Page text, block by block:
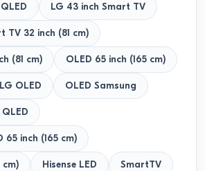
LG 43 inch Smart TV
TV 32 inch (81 cm)
(81 cm) OLED 65 inch (165 cm)
LG OLED OLED Samsung
65 inch (165 cm)
cm) Hisense LED SmartTV